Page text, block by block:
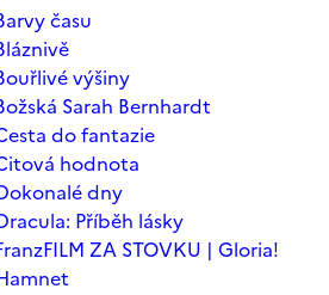
času
výšiny
Sarah Bernhardt
do fantazie
hodnota
dny
Příběh lásky
FILM ZA STOVKU | Gloria!